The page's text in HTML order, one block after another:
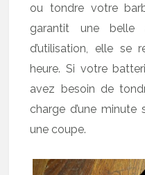
ou tondre votre
garantit une belle
d’utilisation, elle se
heure. Si votre
avez besoin de
charge d’une minute
une coupe.